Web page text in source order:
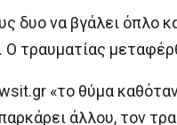
δυο να βγάλει όπλο
τραυματίας
«το θύμα
άλλου, τον